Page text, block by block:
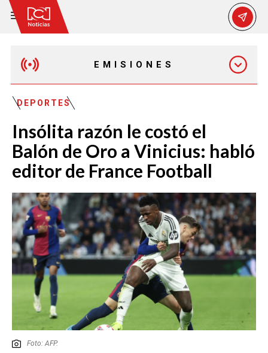
EMISIONES
EMISIÓN 12:30 PM
EMISIÓN 7:00 PM
EMISIÓN 11:30 PM
DEPORTES
Insólita razón le costó el
Balón de Oro a Vinicius: habló
editor de France Football
Foto: AFP.